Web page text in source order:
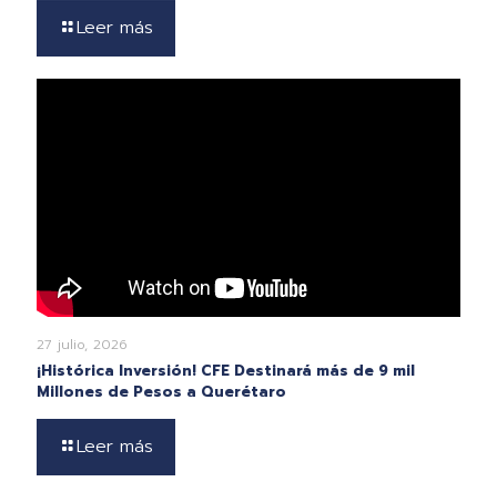
Leer más
27 julio, 2026
¡Histórica Inversión! CFE Destinará más de 9 mil
Millones de Pesos a Querétaro
Leer más